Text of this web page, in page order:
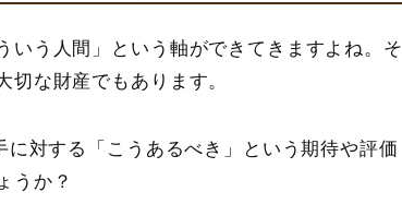
いう人間」という軸ができてきますよね。そ
な財産でもあります。
に対する「こうあるべき」という期待や評価
うか？